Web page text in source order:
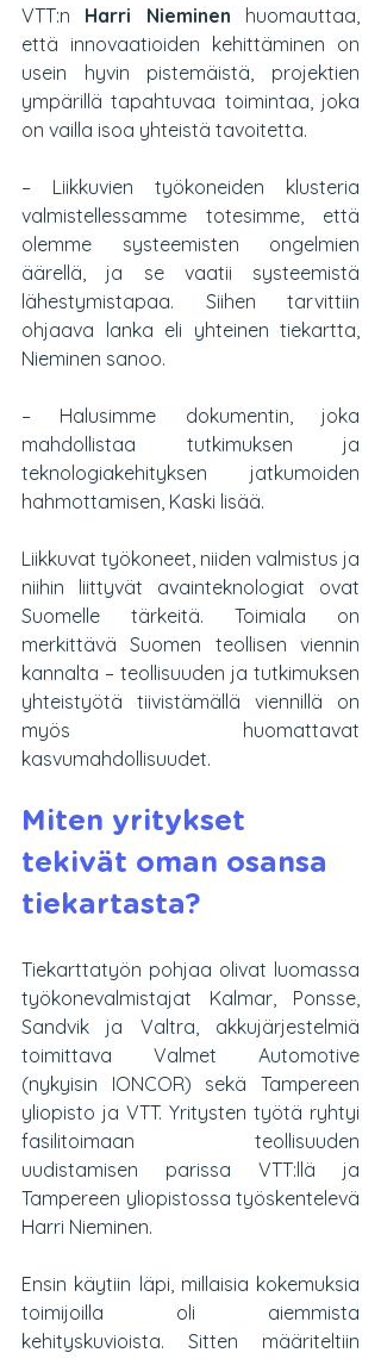
VTT:n Harri Nieminen huomauttaa,
että innovaatioiden kehittäminen on
usein hyvin pistemäistä, projektien
ympärillä tapahtuvaa toimintaa, joka
on vailla isoa yhteistä tavoitetta.
– Liikkuvien työkoneiden klusteria
valmistellessamme totesimme, että
olemme systeemisten ongelmien
äärellä, ja se vaatii systeemistä
lähestymistapaa. Siihen tarvittiin
ohjaava lanka eli yhteinen tiekartta,
Nieminen sanoo.
– Halusimme dokumentin, joka
mahdollistaa tutkimuksen ja
teknologiakehityksen jatkumoiden
hahmottamisen, Kaski lisää.
Liikkuvat työkoneet, niiden valmistus ja
niihin liittyvät avainteknologiat ovat
Suomelle tärkeitä. Toimiala on
merkittävä Suomen teollisen viennin
kannalta – teollisuuden ja tutkimuksen
yhteistyötä tiivistämällä viennillä on
myös huomattavat
kasvumahdollisuudet.
Miten yritykset
tekivät oman osansa
tiekartasta?
Tiekarttatyön pohjaa olivat luomassa
työkonevalmistajat Kalmar, Ponsse,
Sandvik ja Valtra, akkujärjestelmiä
toimittava Valmet Automotive
(nykyisin IONCOR) sekä Tampereen
yliopisto ja VTT. Yritysten työtä ryhtyi
fasilitoimaan teollisuuden
uudistamisen parissa VTT:llä ja
Tampereen yliopistossa työskentelevä
Harri Nieminen.
Ensin käytiin läpi, millaisia kokemuksia
toimijoilla oli aiemmista
kehityskuvioista. Sitten määriteltiin